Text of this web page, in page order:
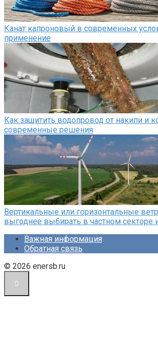
Канат капроновый в современных
применение
Как защитить водопровод от накипи и
современные решения
Вертикальные или горизонтальные
выгоднее выбирать в частном секторе
Важная информация
Обратная связь
© 2026 enersb.ru